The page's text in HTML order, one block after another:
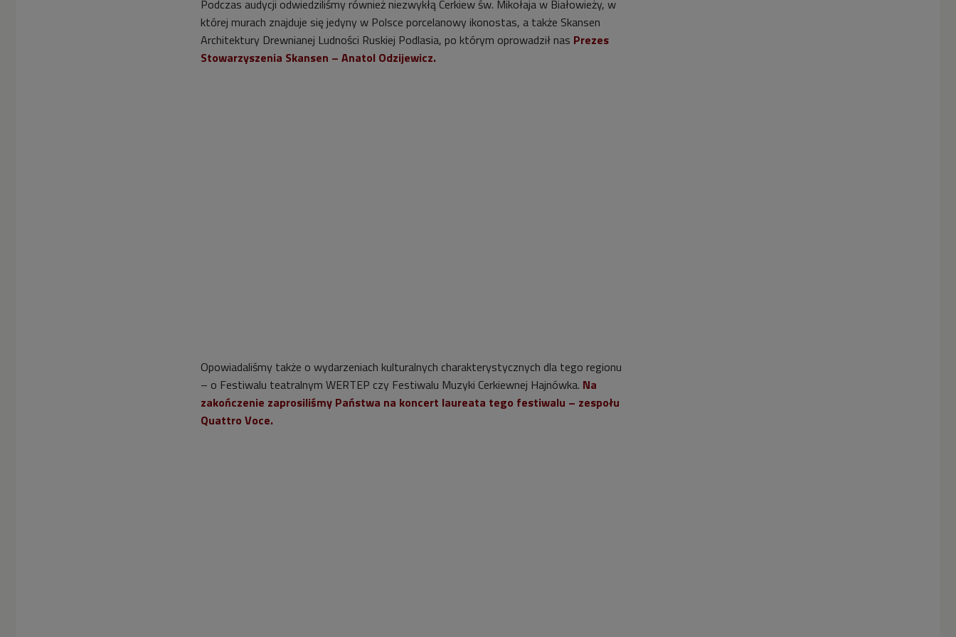
Podczas audycji odwiedziliśmy również niezwykłą Cerkiew św. Mikołaja w Białowieży, w
której murach znajduje się jedyny w Polsce porcelanowy ikonostas, a także Skansen
Architektury Drewnianej Ludności Ruskiej Podlasia, po którym oprowadził nas Prezes
Stowarzyszenia Skansen – Anatol Odzijewicz.
Opowiadaliśmy także o wydarzeniach kulturalnych charakterystycznych dla tego regionu
– o Festiwalu teatralnym WERTEP czy Festiwalu Muzyki Cerkiewnej Hajnówka. Na
zakończenie zaprosiliśmy Państwa na koncert laureata tego festiwalu – zespołu
Quattro Voce.